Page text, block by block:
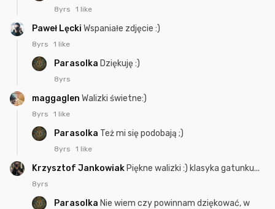
8yrs 1 like
Paweł Lęcki Wspaniałe zdjęcie :)
8yrs 1 like
Parasolka Dziękuję :)
8yrs
maggaglen Walizki świetne:)
8yrs 1 like
Parasolka Też mi się podobają ;)
8yrs 1 like
Krzysztof Jankowiak Piękne walizki :) klasyka gatunku...
8yrs
Parasolka Nie wiem czy powinnam dziękować, w